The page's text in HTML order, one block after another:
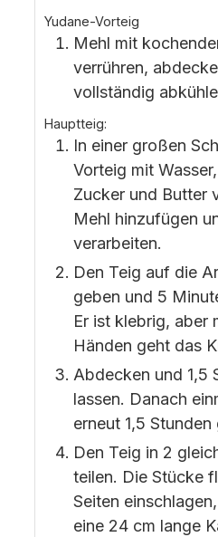
Yudane-Vorteig
Mehl mit
verrühren,
vollständig
Hauptteig:
In einer großen
Vorteig mit
Zucker und Butter
Mehl hinzufügen
verarbeiten.
Den Teig auf die
geben und 5
Er ist klebrig, aber
Händen geht das
Abdecken und 1,5
lassen. Danach
erneut 1,5 Stunden
Den Teig in 2
teilen. Die Stücke
Seiten
eine 24 cm lange